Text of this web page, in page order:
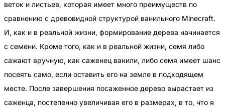
веток и листьев, которая имеет много преимуществ по
сравнению с древовидной структурой ванильного Minecraft.
И, как и в реальной жизни, формирование дерева начинается
с семени. Кроме того, как и в реальной жизни, семя либо
сажают вручную, как саженец ванили, либо семя имеет шанс
посеять само, если оставить его на земле в подходящем
месте. После завершения посаженное дерево вырастает из
саженца, постепенно увеличивая его в размерах, в то, что я